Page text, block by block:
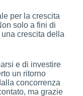
per la crescita
solo a fini di
crescita della
e di investire
un ritorno
concorrenza
ma grazie